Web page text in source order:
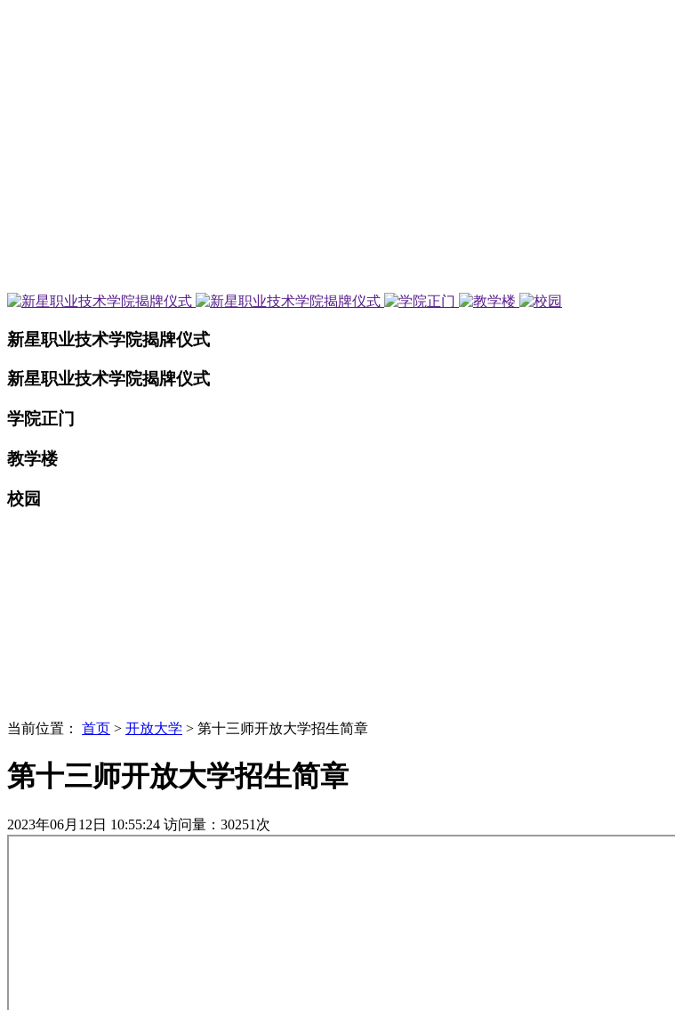
新星职业技术学院揭牌仪式
新星职业技术学院揭牌仪式
学院正门
教学楼
校园
当前位置： 首页 > 开放大学 > 第十三师开放大学招生简章
第十三师开放大学招生简章
2023年06月12日 10:55:24 访问量： 30251 次